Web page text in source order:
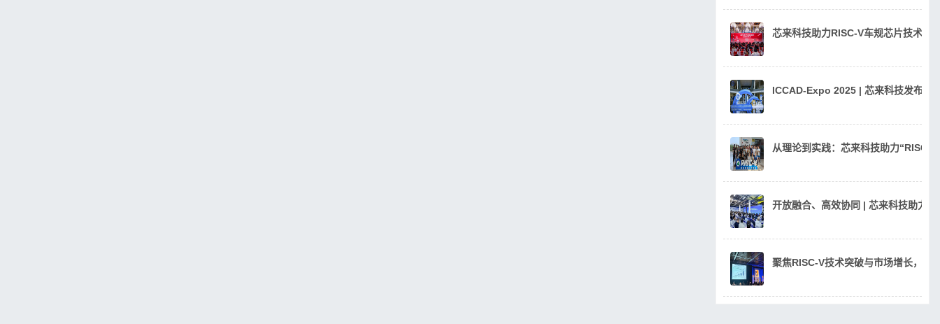
芯来科技助力RISC-V车规芯片技术与
ICCAD-Expo 2025 | 芯来科技发布
从理论到实践：芯来科技助力“RISC-
开放融合、高效协同 | 芯来科技助力
聚焦RISC-V技术突破与市场增长，芯